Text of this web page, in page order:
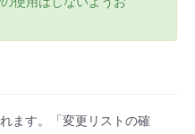
ます。「変更リストの確